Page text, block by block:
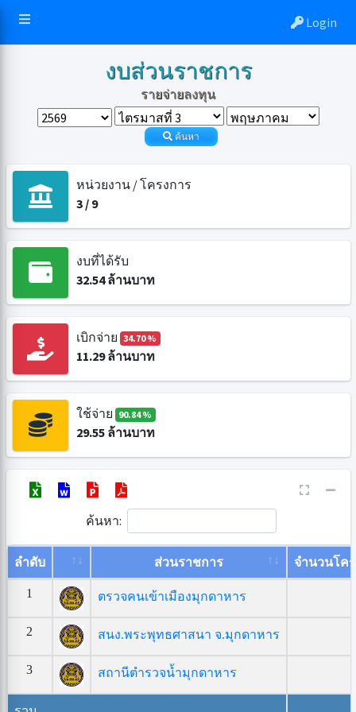
Login
งบส่วนราชการ
รายจ่ายลงทุน
ค้นหา
หน่วยงาน / โครงการ
3/ 9
งบที่ได้รับ
32.54ล้านบาท
เบิกจ่าย 34.70 %
11.29ล้านบาท
ใช้จ่าย 90.84 %
29.55ล้านบาท
ค้นหา:
ลำดับ ส่วนราชการ จำนวนโค
1 ตรวจคนเข้าเมืองมุกดาหาร
2 สนง.พระพุทธศาสนา จ.มุกดาหาร
3 สถานีตำรวจน้ำมุกดาหาร